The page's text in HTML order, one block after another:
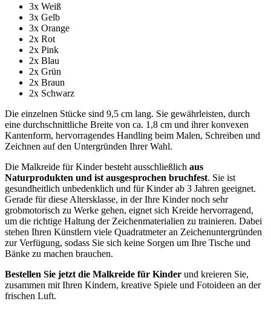
3x Weiß
3x Gelb
3x Orange
2x Rot
2x Pink
2x Blau
2x Grün
2x Braun
2x Schwarz
Die einzelnen Stücke sind 9,5 cm lang. Sie gewährleisten, durch
eine durchschnittliche Breite von ca. 1,8 cm und ihrer konvexen
Kantenform, hervorragendes Handling beim Malen, Schreiben und
Zeichnen auf den Untergründen Ihrer Wahl.
Die Malkreide für Kinder besteht ausschließlich aus
Naturprodukten und ist ausgesprochen bruchfest. Sie ist
gesundheitlich unbedenklich und für Kinder ab 3 Jahren geeignet.
Gerade für diese Altersklasse, in der Ihre Kinder noch sehr
grobmotorisch zu Werke gehen, eignet sich Kreide hervorragend,
um die richtige Haltung der Zeichenmaterialien zu trainieren. Dabei
stehen Ihren Künstlern viele Quadratmeter an Zeichenuntergründen
zur Verfügung, sodass Sie sich keine Sorgen um Ihre Tische und
Bänke zu machen brauchen.
Bestellen Sie jetzt die Malkreide für Kinder und kreieren Sie,
zusammen mit Ihren Kindern, kreative Spiele und Fotoideen an der
frischen Luft.